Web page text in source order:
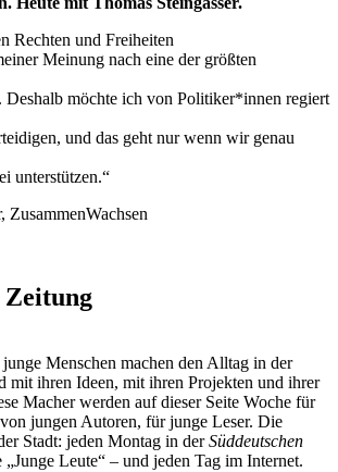
Rechten und Freiheiten
Meinung nach eine der größten
Deshalb möchte ich von Politiker*innen regiert
und das geht nur wenn wir genau
unterstützen.“
ZusammenWachsen
Zeitung
Menschen machen den Alltag in der
mit ihren Ideen, mit ihren Projekten und ihrer
Macher werden auf dieser Seite Woche für
jungen Autoren, für junge Leser. Die
Stadt: jeden Montag in derSüddeutschen
„Junge Leute“ – und jeden Tag im Internet.